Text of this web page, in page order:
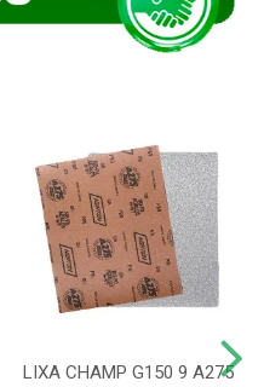
LIXA CHAMP G150 9 A275